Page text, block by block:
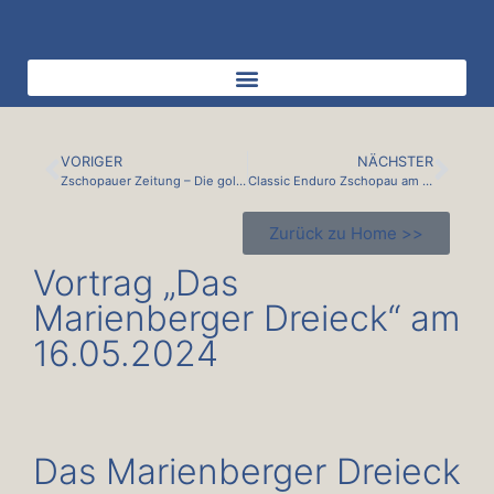
VORIGER
Zschopauer Zeitung – Die goldenen Zeiten
NÄCHSTER
Classic Enduro Zschopau am 22.06.2024
Zurück zu Home >>
Vortrag „Das
Marienberger Dreieck“ am
16.05.2024
Das Marienberger Dreieck